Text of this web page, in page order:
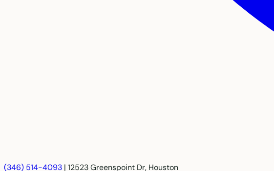
(346) 514-4093 | 12523 Greenspoint Dr, Houston